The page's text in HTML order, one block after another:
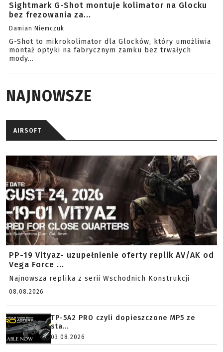
Sightmark G-Shot montuje kolimator na Glocku
bez frezowania za...
Damian Niemczuk
G-Shot to mikrokolimator dla Glocków, który umożliwia
montaż optyki na fabrycznym zamku bez trwałych
mody...
NAJNOWSZE
AIRSOFT
PP-19 Vityaz- uzupełnienie oferty replik AV/AK od
Vega Force ...
Najnowsza replika z serii Wschodnich Konstrukcji
08.08.2026
TP-5A2 PRO czyli dopieszczone MP5 ze
sta...
03.08.2026